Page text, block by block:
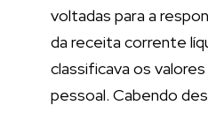
voltadas para a
da receita corrente
classificava os
pessoal. Cabendo